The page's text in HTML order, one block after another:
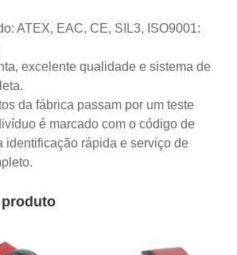
ATEX, EAC, CE, SIL3, ISO9001:
excelente qualidade e sistema de
da fábrica passam por um teste
é marcado com o código de
identificação rápida e serviço de
produto